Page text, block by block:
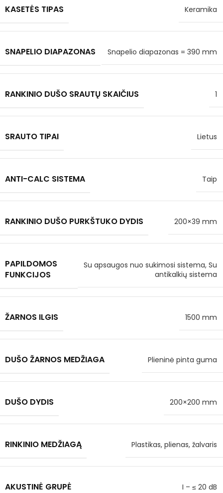
KASETĖS TIPAS Keramika
SNAPELIO DIAPAZONAS Snapelio diapazonas = 390 mm
RANKINIO DUŠO SRAUTŲ SKAIČIUS 1
SRAUTO TIPAI Lietus
ANTI-CALC SISTEMA Taip
RANKINIO DUŠO PURKŠTUKO DYDIS 200×39 mm
PAPILDOMOS
FUNKCIJOS
Su apsaugos nuo sukimosi sistema, Su
antikalkių sistema
ŽARNOS ILGIS 1500 mm
DUŠO ŽARNOS MEDŽIAGA Plieninė pinta guma
DUŠO DYDIS 200×200 mm
RINKINIO MEDŽIAGĄ Plastikas, plienas, žalvaris
AKUSTINĖ GRUPĖ I – ≤ 20 dB